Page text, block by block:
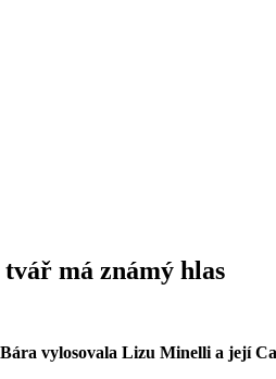
má známý hlas
vylosovala Lizu Minelli a její